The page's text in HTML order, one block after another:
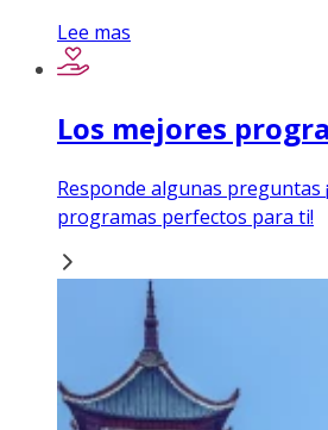
Lee mas
Los mejores
Responde algunas preguntas
programas perfectos para ti!